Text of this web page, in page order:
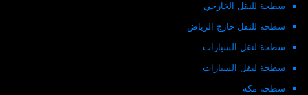
سطحة للنقل الخارجي
سطحة للنقل خارج الرياض
سطحة لنقل السيارات
سطحة لنقل السيارات
سطحة مكة